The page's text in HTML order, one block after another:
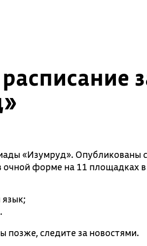
«Изумруд». Опубликованы
форме на 11 площадках в
позже, следите за новостями.